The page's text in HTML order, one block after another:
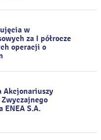
w
za I półrocze
operacji o
Akcjonariuszy
Zwyczajnego
ENEA S.A.